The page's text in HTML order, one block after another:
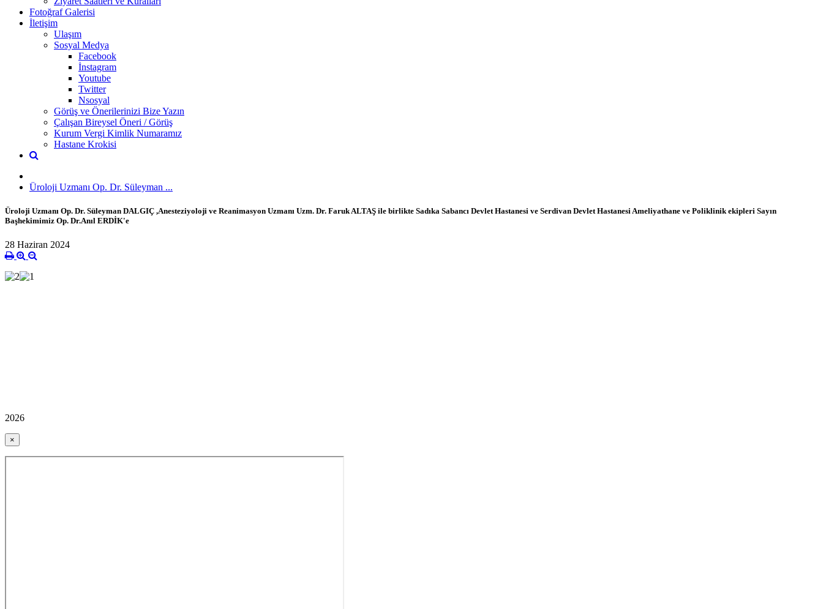
Fotoğraf Galerisi
İletişim
Ulaşım
Sosyal Medya
Facebook
İnstagram
Youtube
Twitter
Nsosyal
Görüş ve Önerilerinizi Bize Yazın
Çalışan Bireysel Öneri / Görüş
Kurum Vergi Kimlik Numaramız
Hastane Krokisi
Üroloji Uzmanı Op. Dr. Süleyman ...
Üroloji Uzmanı Op. Dr. Süleyman DALGIÇ ,Anesteziyoloji ve Reanimasyon Uzmanı Uzm. Dr. Faruk ALTAŞ ile birlikte Sadıka Sabancı Devlet Hastanesi ve Serdivan Devlet Hastanesi Ameliyathane ve Poliklinik ekipleri Sayın
Başhekimimiz Op. Dr.Anıl ERDİK'e
28 Haziran 2024
2026
×